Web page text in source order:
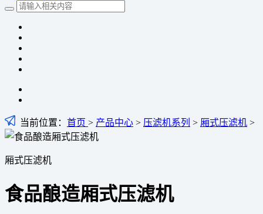
当前位置： 首页 > 产品中心 > 压滤机系列 > 厢式压滤机 >
厢式压滤机
食品酿造厢式压滤机